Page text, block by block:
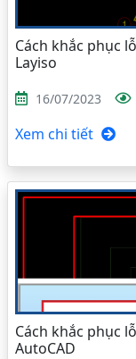
Cách khắc phục
Layiso
16/07/2023
Xem chi tiết
Cách khắc phục
AutoCAD